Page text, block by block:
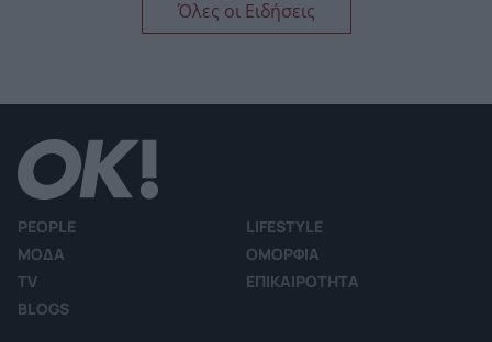
Όλες οι Ειδήσεις
PEOPLE
LIFESTYLE
ΜΟΔΑ
ΟΜΟΡΦΙΑ
TV
ΕΠΙΚΑΙΡΟΤΗΤΑ
BLOGS